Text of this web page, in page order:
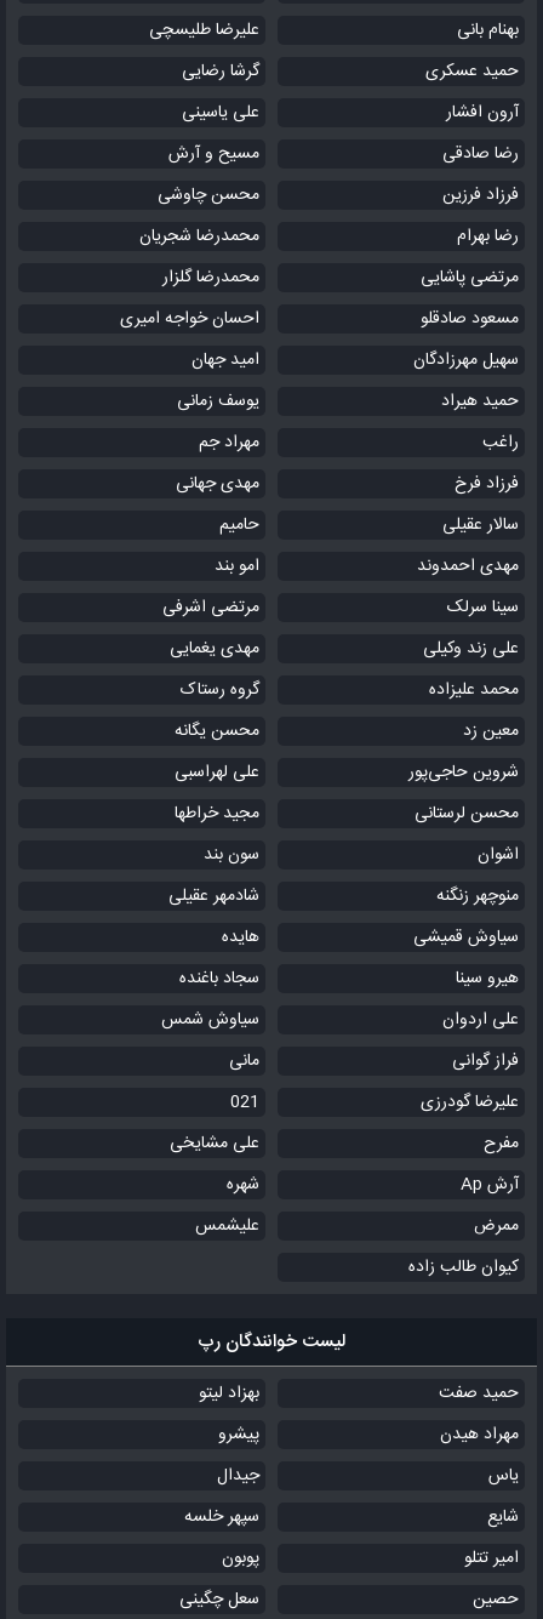
بهنام بانی
علیرضا طلیسچی
حمید عسکری
گرشا رضایی
آرون افشار
علی یاسینی
رضا صادقی
مسیح و آرش
فرزاد فرزین
محسن چاوشی
رضا بهرام
محمدرضا شجریان
مرتضی پاشایی
محمدرضا گلزار
مسعود صادقلو
احسان خواجه امیری
سهیل مهرزادگان
امید جهان
حمید هیراد
یوسف زمانی
راغب
مهراد جم
فرزاد فرخ
مهدی جهانی
سالار عقیلی
حامیم
مهدی احمدوند
امو بند
سینا سرلک
مرتضی اشرفی
علی زند وکیلی
مهدی یغمایی
محمد علیزاده
گروه رستاک
معین زد
محسن یگانه
شروین حاجی‌پور
علی لهراسبی
محسن لرستانی
مجید خراطها
اشوان
سون بند
منوچهر زنگنه
شادمهر عقیلی
سیاوش قمیشی
هایده
هیرو سینا
سجاد باغنده
علی اردوان
سیاوش شمس
فراز گوانی
مانی
علیرضا گودرزی
021
مفرح
علی مشایخی
آرش Ap
شهره
ممرض
علیشمس
کیوان طالب زاده
لیست خوانندگان رپ
حمید صفت
بهزاد لیتو
مهراد هیدن
پیشرو
یاس
جیدال
شایع
سپهر خلسه
امیر تتلو
پوبون
حصین
سعل چگینی